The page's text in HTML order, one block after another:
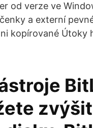
od verze ve
a externí
kopírované Útoky